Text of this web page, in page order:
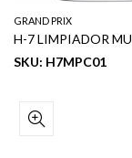
GRAND PRIX
SKU: H7MPC01